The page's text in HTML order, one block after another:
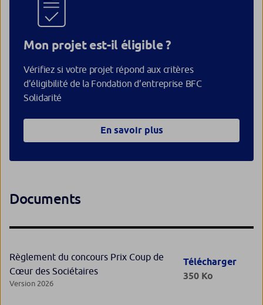
Mon projet est-il éligible ?
Vérifiez si votre projet répond aux critères
d’éligibilité de la Fondation d’entreprise BFC
Solidarité
En savoir plus
Documents
Règlement du concours Prix Coup de
Cœur des Sociétaires
Version 2026
Télécharger
350 Ko